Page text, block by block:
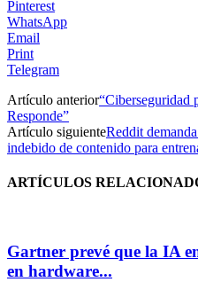
Pinterest
WhatsApp
Email
Print
Telegram
Artículo anterior“Ciberseguridad
Responde”
Artículo siguienteReddit
indebido de contenido para
ARTÍCULOS
Gartner prevé que la IA
en hardware...